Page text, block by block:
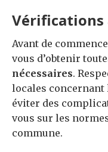
Avant de
vous d’obtenir
nécessaires.
locales
éviter des
vous sur les
commune.